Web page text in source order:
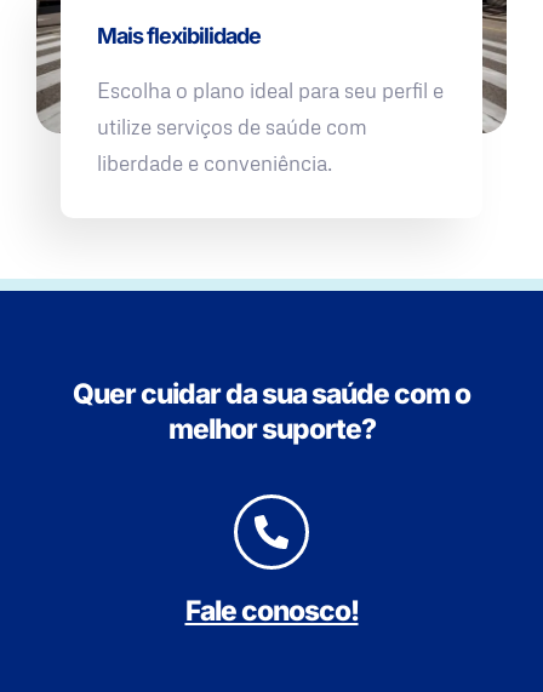
Mais flexibilidade
Escolha o plano ideal para seu perfil e
utilize serviços de saúde com
liberdade e conveniência.
Quer cuidar da sua saúde com o
melhor suporte?
Fale conosco!